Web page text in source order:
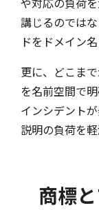
講じるのでは
ドをドメイン
更に、どこま
を名前空間で
インシデント
説明の負荷を
商標